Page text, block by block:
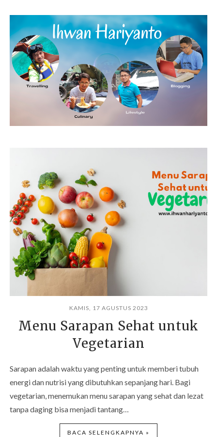
KAMIS, 17 AGUSTUS 2023
Menu Sarapan Sehat untuk
Vegetarian
Sarapan adalah waktu yang penting untuk memberi tubuh
energi dan nutrisi yang dibutuhkan sepanjang hari. Bagi
vegetarian, menemukan menu sarapan yang sehat dan lezat
tanpa daging bisa menjadi tantang…
BACA SELENGKAPNYA »